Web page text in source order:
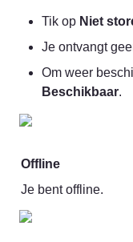
Tik op Niet
Je ontvangt
Beschikbaar.
Offline
Je bent offline.